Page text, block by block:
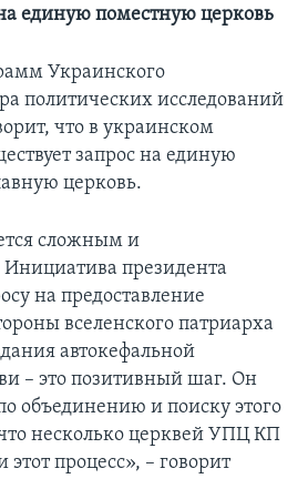
единую поместную церковь
Украинского
политических исследований
что в украинском
запрос на единую
церковь.
сложным и
президента
на предоставление
вселенского патриарха
автокефальной
– это позитивный шаг. Он
объединению и поиску этого
несколько церквей УПЦ КП
процесс», – говорит